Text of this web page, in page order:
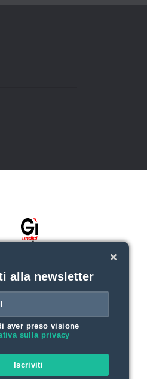
alla newsletter
aver preso visione
sulla privacy
Iscriviti